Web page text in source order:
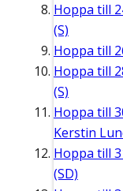
Hoppa till
(S)
Hoppa till
Hoppa till
(S)
Hoppa till
Kerstin
Hoppa till
(SD)